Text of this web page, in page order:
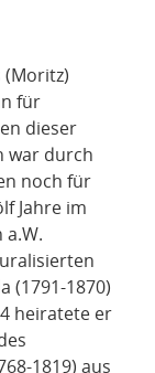
für
dieser
war durch
noch für
Jahre im
a.W.
(1791-1870)
heiratete er
1819) aus